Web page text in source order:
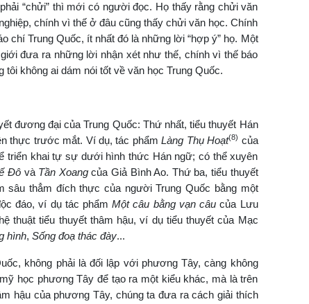
“chửi” thì mới có người đọc. Họ thấy rằng chửi văn
chính vì thế ở đâu cũng thấy chửi văn học. Chính
chí Trung Quốc, ít nhất đó là những lời “hợp ý” họ. Một
đưa ra những lời nhận xét như thế, chính vì thế báo
không ai dám nói tốt về văn học Trung Quốc.
đương đại của Trung Quốc: Thứ nhất, tiểu thuyết Hán
thực trước mắt. Ví dụ, tác phẩmLàng Thụ Hoạt(8) của
triển khai tự sự dưới hình thức Hán ngữ; có thể xuyên
Đôvà Tần Xoangcủa Giả Bình Ao. Thứ ba, tiểu thuyết
sâu thẳm đích thực của người Trung Quốc bằng một
đáo, ví dụ tác phẩmMột câu bằng vạn câu của Lưu
thuật tiểu thuyết thâm hậu, ví dụ tiểu thuyết của Mạc
hình, Sống đoạ thác đày...
không phải là đối lập với phương Tây, càng không
học phương Tây để tạo ra một kiểu khác, mà là trên
hậu của phương Tây, chúng ta đưa ra cách giải thích